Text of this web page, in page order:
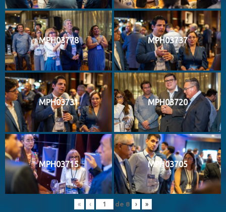
MPH03778 MPH03737
MPH03731 MPH03720
MPH03715 MPH03705
« ‹ de 8 › »